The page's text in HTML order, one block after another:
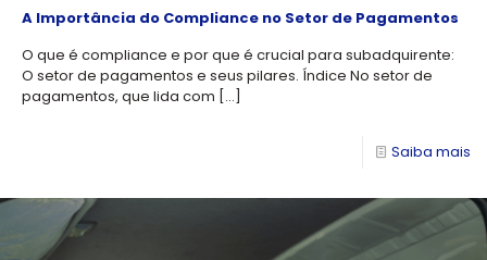
A Importância do Compliance no Setor de Pagamentos
O que é compliance e por que é crucial para subadquirente:
O setor de pagamentos e seus pilares. Índice No setor de
pagamentos, que lida com […]
Saiba mais